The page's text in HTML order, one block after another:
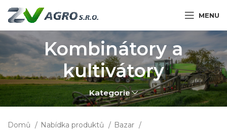
MENU
Kombinátory a
kultivátory
Kategorie
Domů Nabídka produktů
Bazar